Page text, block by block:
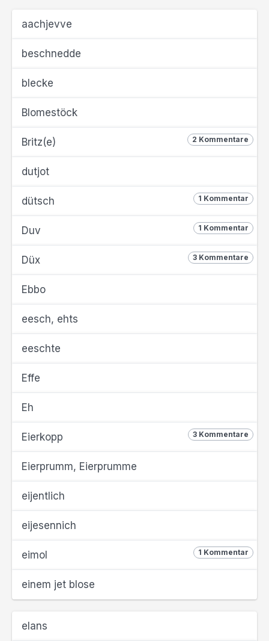
aachjevve
beschnedde
blecke
Blomestöck
2 Kommentare
Britz(e)
dutjot
1 Kommentar
dütsch
1 Kommentar
Duv
3 Kommentare
Düx
Ebbo
eesch, ehts
eeschte
Effe
Eh
3 Kommentare
Eierkopp
Eierprumm, Eierprumme
eijentlich
eijesennich
1 Kommentar
eimol
einem jet blose
elans